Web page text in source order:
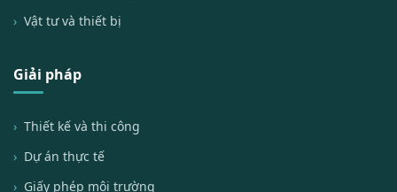
Vật tư và thiết bị
Giải pháp
Thiết kế và thi công
Dự án thực tế
Giấy phép môi trường